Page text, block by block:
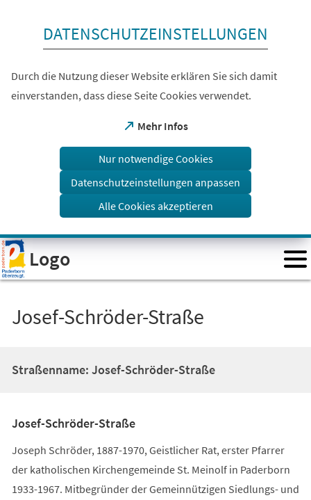
Visuelle
Assistenzsoftware
öffnen.
DATENSCHUTZEINSTELLUNGEN
Durch die Nutzung dieser Website erklären Sie sich damit
einverstanden, dass diese Seite Cookies verwendet.
Mehr Infos
(Öffnet
einem
Tab)
Nur notwendige Cookies
Datenschutzeinstellungen anpassen
Alle Cookies akzeptieren
Logo
Josef-Schröder-Straße
Straßenname: Josef-Schröder-Straße
Josef-Schröder-Straße
Joseph Schröder, 1887-1970, Geistlicher Rat, erster Pfarrer
der katholischen Kirchengemeinde St. Meinolf in Paderborn
1933-1967. Mitbegründer der Gemeinnützigen Siedlungs- und